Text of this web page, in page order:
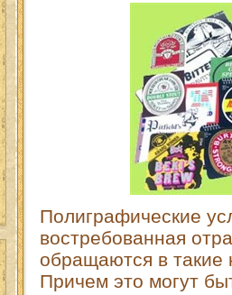
Полиграфические
востребованная
обращаются в
Причем это могут